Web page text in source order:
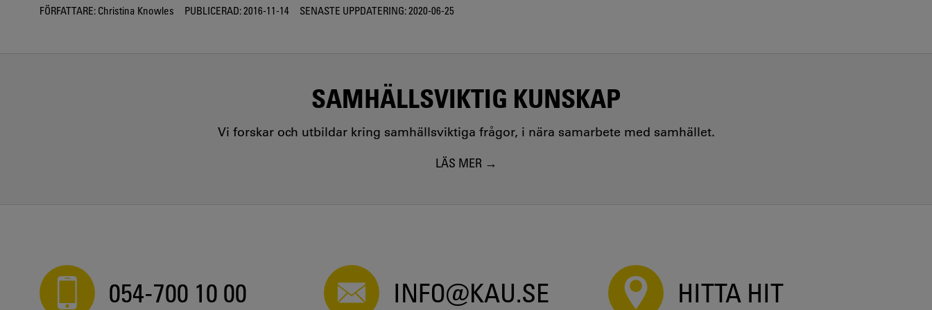
FÖRFATTARE: Christina Knowles PUBLICERAD:2016-11-14 SENASTE UPPDATERING:2020-06-25
SAMHÄLLSVIKTIG KUNSKAP
Vi forskar och utbildar kring samhällsviktiga frågor, i nära samarbete med samhället.
LÄS MER
054-700 10 00 INFO@KAU.SE HITTA HIT